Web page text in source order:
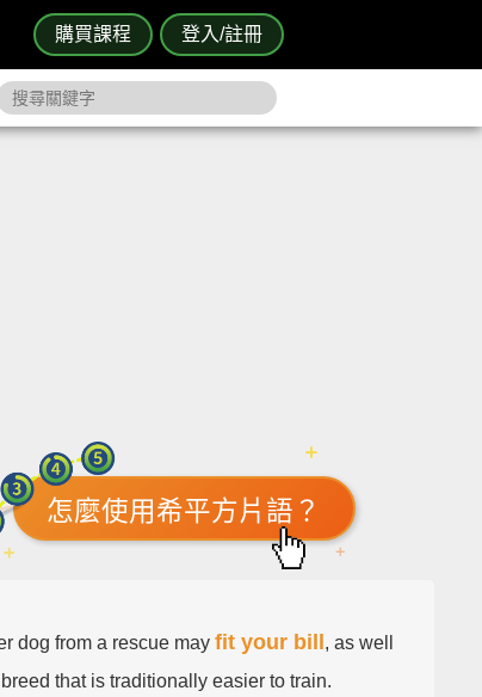
購買課程 登入/註冊
怎麼使用希平方片語？
dog from a rescue mayfit your bill, as well
that is traditionally easier to train.